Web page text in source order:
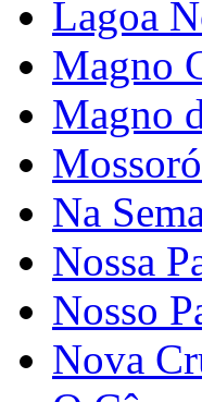
Lagoa
Magno
Magno
Na
Nossa
Nosso
Nova